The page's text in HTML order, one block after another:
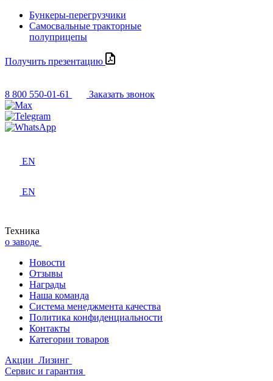
Бункеры-перегрузчики
Самосвальные тракторные
полуприцепы
Получить презентацию
8 800 550-01-61 Заказать звонок
EN
EN
Техника
о заводе
Новости
Отзывы
Награды
Наша команда
Система менеджмента качества
Политика конфиденциальности
Контакты
Категории товаров
Акции Лизинг
Сервис и гарантия